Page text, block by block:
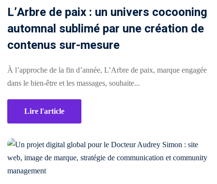
& DESIGN
Audit
visuel
Création
logo
graphique
brand
guideline
Déclinaison
& WEB
Création
de
vitrine
& e-
commerce
💻
pages
&
L’Arbre de paix : un univers cocooning
automnal sublimé par une création de
contenus sur-mesure
À l’approche de la fin d’année, L’Arbre de paix, marque engagée
dans le bien-être et les massages, souhaite...
Lire l'article